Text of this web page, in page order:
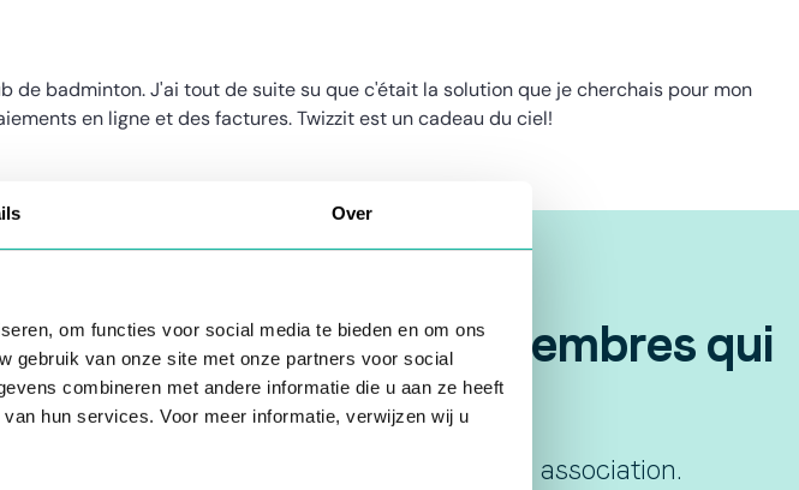
Over
om functies voor social media te bieden en om ons
gebruik van onze site met onze partners voor social
combineren met andere informatie die u aan ze heeft
hun services. Voor meer informatie, verwijzen wij u
badminton. J'ai tout de suite su que c'était la solution que je cherchais pour mon
en ligne et des factures. Twizzit est un cadeau du ciel!
les organisations de membres qui
la donne pour faire briller votre club ou association.